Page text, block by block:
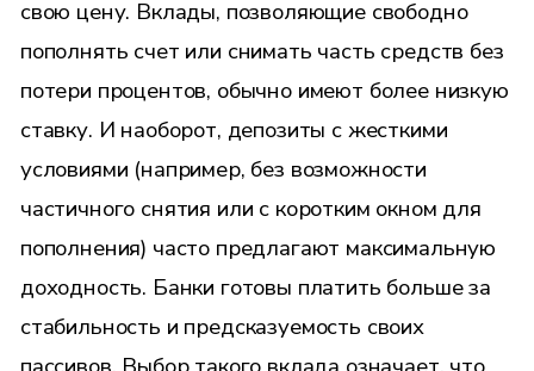
свою цену. Вклады, позволяющие свободно
пополнять счет или снимать часть средств без
потери процентов, обычно имеют более низкую
ставку. И наоборот, депозиты с жесткими
условиями (например, без возможности
частичного снятия или с коротким окном для
пополнения) часто предлагают максимальную
доходность. Банки готовы платить больше за
стабильность и предсказуемость своих